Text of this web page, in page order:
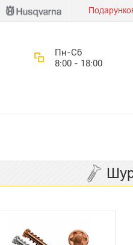
Пн-Сб
8:00 - 18:00